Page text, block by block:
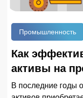
Промышленность
Как
активы на
В последние годы